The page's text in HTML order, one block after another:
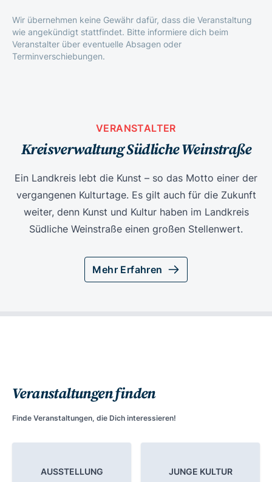
Wir übernehmen keine Gewähr dafür, dass die Veranstaltung
wie angekündigt stattfindet. Bitte informiere dich beim
Veranstalter über eventuelle Absagen oder
Terminverschiebungen.
VERANSTALTER
Kreisverwaltung Südliche Weinstraße
Ein Landkreis lebt die Kunst – so das Motto einer der
vergangenen Kulturtage. Es gilt auch für die Zukunft
weiter, denn Kunst und Kultur haben im Landkreis
Südliche Weinstraße einen großen Stellenwert.
Mehr Erfahren
Veranstaltungen finden
Finde Veranstaltungen, die Dich interessieren!
AUSSTELLUNG JUNGE KULTUR